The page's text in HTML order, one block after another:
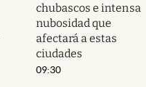
chubascos e intensa
nubosidad que
afectará a estas
ciudades
09:30